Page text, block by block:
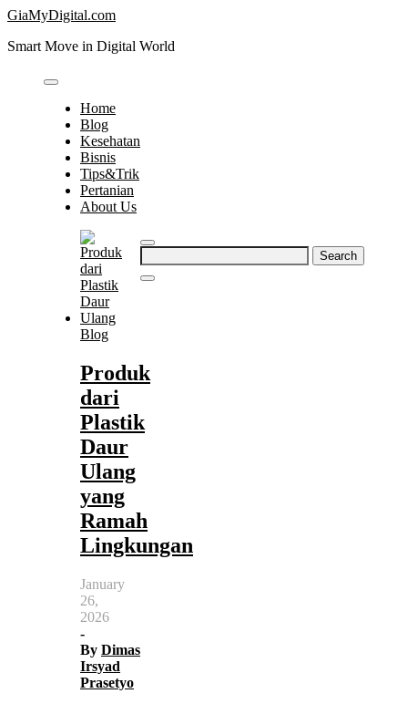
Skip
content
GiaMyDigital.com
Smart Move in Digital World
Home
Blog
Kesehatan
Bisnis
Tips&Trik
Pertanian
About Us
Search
for:
Blog
Produk
dari
Plastik
Daur
Ulang
yang
Ramah
Lingkungan
January
26,
2026
-
By Dimas
Irsyad
Prasetyo